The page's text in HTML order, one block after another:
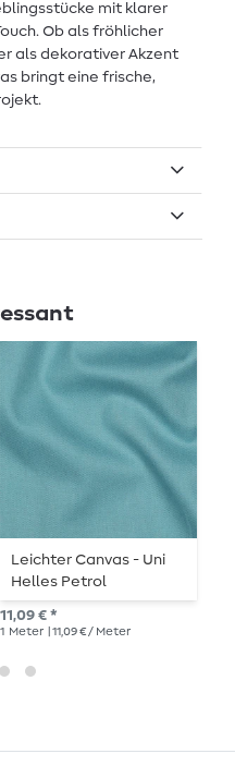
mit klarer
Ob als fröhlicher
als dekorativer Akzent
bringt eine frische,
Leichter Canvas - Uni
Helles Petrol
11,09 € *
1 Meter | 11,09 € / Meter